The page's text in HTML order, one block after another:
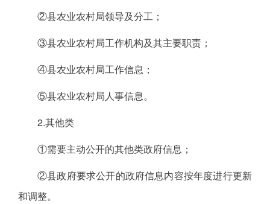
②县农业农村局领导及分工；
③县农业农村局工作机构及其主要职责；
④县农业农村局工作信息；
⑤县农业农村局人事信息。
2.其他类
①需要主动公开的其他类政府信息；
②县政府要求公开的政府信息内容按年度进行更新
和调整。